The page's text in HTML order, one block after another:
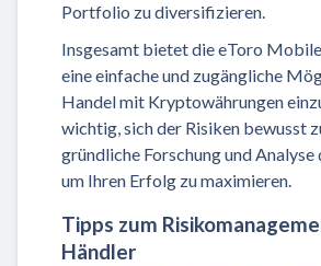
Portfolio zu diversifizieren.
Insgesamt bietet die eToro
eine einfache und zugängliche
Handel mit Kryptowährungen
wichtig, sich der Risiken bewusst
gründliche Forschung und Analyse
um Ihren Erfolg zu maximieren.
Tipps zum
Händler